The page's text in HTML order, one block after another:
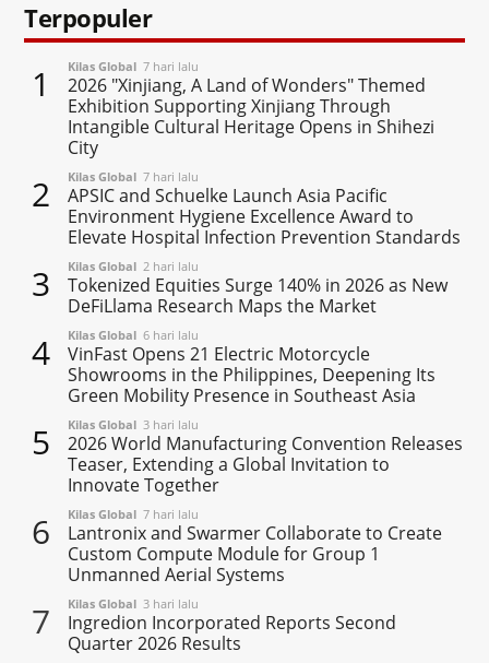
Terpopuler
1 Kilas Global 7 hari lalu
2026 "Xinjiang, A Land of Wonders" Themed
Exhibition Supporting Xinjiang Through
Intangible Cultural Heritage Opens in Shihezi
City
2 Kilas Global 7 hari lalu
APSIC and Schuelke Launch Asia Pacific
Environment Hygiene Excellence Award to
Elevate Hospital Infection Prevention Standards
3 Kilas Global 2 hari lalu
Tokenized Equities Surge 140% in 2026 as New
DeFiLlama Research Maps the Market
4 Kilas Global 6 hari lalu
VinFast Opens 21 Electric Motorcycle
Showrooms in the Philippines, Deepening Its
Green Mobility Presence in Southeast Asia
5 Kilas Global 3 hari lalu
2026 World Manufacturing Convention Releases
Teaser, Extending a Global Invitation to
Innovate Together
6 Kilas Global 7 hari lalu
Lantronix and Swarmer Collaborate to Create
Custom Compute Module for Group 1
Unmanned Aerial Systems
7 Kilas Global 3 hari lalu
Ingredion Incorporated Reports Second
Quarter 2026 Results